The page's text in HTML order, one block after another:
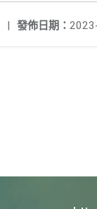
發佈日期：
|